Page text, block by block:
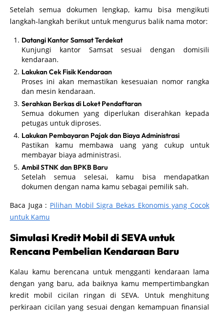
Setelah semua dokumen lengkap, kamu bisa mengikuti
langkah-langkah berikut untuk mengurus balik nama motor:
Datangi Kantor Samsat Terdekat
Kunjungi kantor Samsat sesuai dengan domisili
kendaraan.
Lakukan Cek Fisik Kendaraan
Proses ini akan memastikan kesesuaian nomor rangka
dan mesin kendaraan.
Serahkan Berkas di Loket Pendaftaran
Semua dokumen yang diperlukan diserahkan kepada
petugas untuk diproses.
Lakukan Pembayaran Pajak dan Biaya Administrasi
Pastikan kamu membawa uang yang cukup untuk
membayar biaya administrasi.
Ambil STNK dan BPKB Baru
Setelah semua selesai, kamu bisa mendapatkan
dokumen dengan nama kamu sebagai pemilik sah.
Baca Juga : Pilihan Mobil Sigra Bekas Ekonomis yang Cocok
untuk Kamu
Simulasi Kredit Mobil di SEVA untuk
Rencana Pembelian Kendaraan Baru
Kalau kamu berencana untuk mengganti kendaraan lama
dengan yang baru, ada baiknya kamu mempertimbangkan
kredit mobil cicilan ringan di SEVA. Untuk menghitung
perkiraan cicilan yang sesuai dengan kemampuan finansial